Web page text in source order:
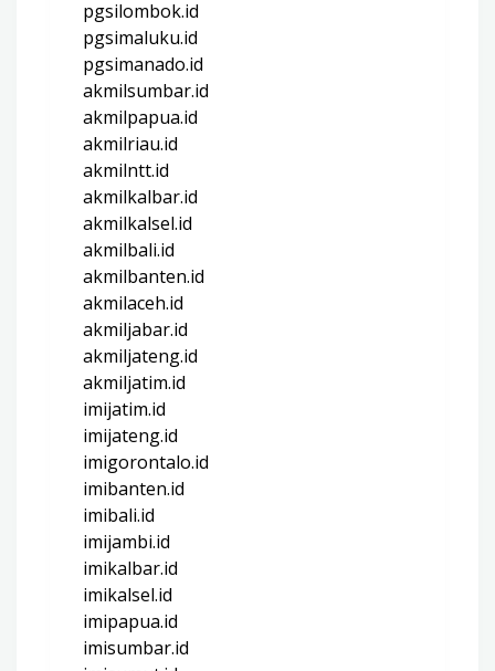
pgsilombok.id
pgsimaluku.id
pgsimanado.id
akmilsumbar.id
akmilpapua.id
akmilriau.id
akmilntt.id
akmilkalbar.id
akmilkalsel.id
akmilbali.id
akmilbanten.id
akmilaceh.id
akmiljabar.id
akmiljateng.id
akmiljatim.id
imijatim.id
imijateng.id
imigorontalo.id
imibanten.id
imibali.id
imijambi.id
imikalbar.id
imikalsel.id
imipapua.id
imisumbar.id